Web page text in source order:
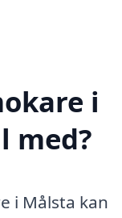
i
med?
i Målsta kan